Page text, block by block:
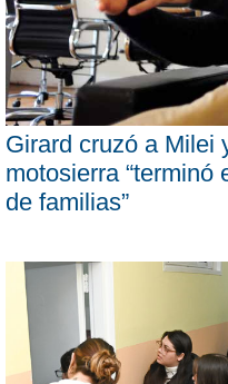
Girard cruzó a Milei
motosierra “terminó
de familias”